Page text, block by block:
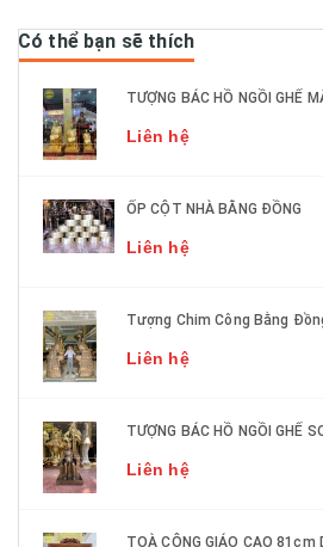
Có thể bạn sẽ thích
Liên hệ
ỐP CỘT NHÀ BẰNG ĐỒNG
Liên hệ
Tượng Chim Công Bằng
Liên hệ
TƯỢNG BÁC HỒ NGỒI GHẾ
Liên hệ
TOÀ CÔNG GIÁO CAO 81cm